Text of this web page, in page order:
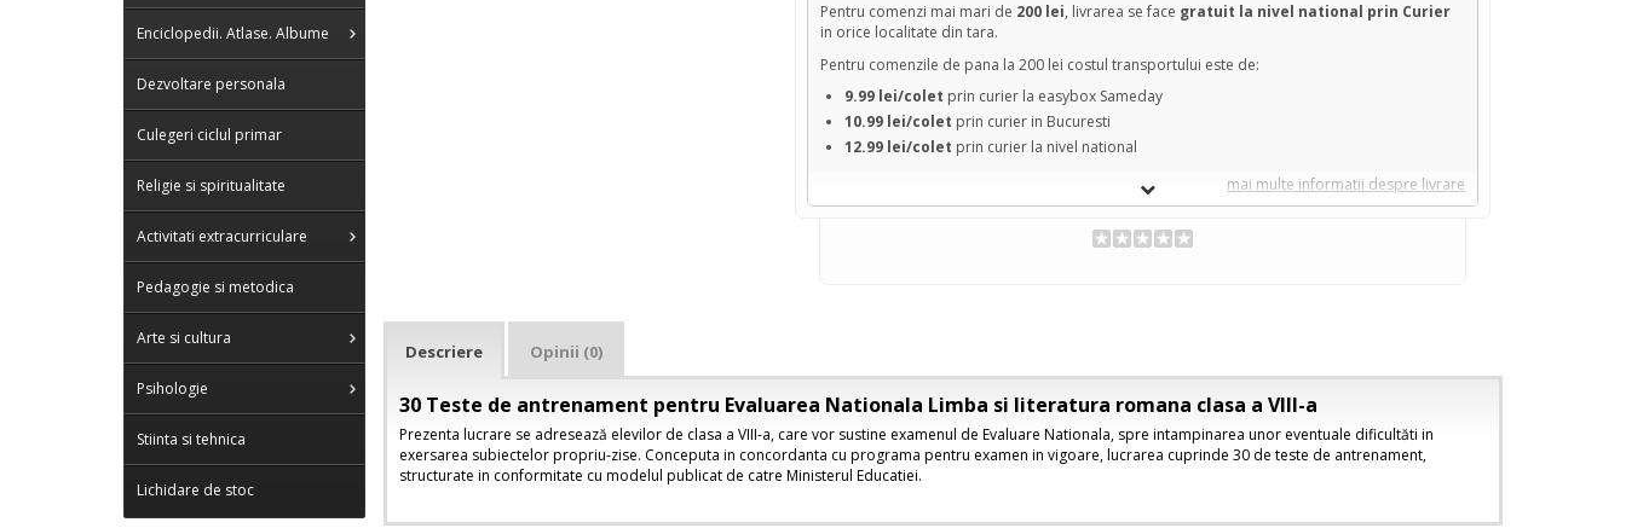
Enciclopedii. Atlase. Albume
Dezvoltare personala
Culegeri ciclul primar
Religie si spiritualitate
Activitati extracurriculare
Pedagogie si metodica
Arte si cultura
Psihologie
Stiinta si tehnica
Lichidare de stoc
Pentru comenzi mai mari de 200 lei, livrarea se face gratuit la nivel national prin Curier
in orice localitate din tara.
Pentru comenzile de pana la 200 lei costul transportului este de:
9.99 lei/colet prin curier la easybox Sameday
10.99 lei/colet prin curier in Bucuresti
12.99 lei/colet prin curier la nivel national
mai multe informatii despre livrare
Descriere Opinii (0)
30 Teste de antrenament pentru Evaluarea Nationala Limba si literatura romana clasa a VIII-a
Prezenta lucrare se adresează elevilor de clasa a VIII-a, care vor sustine examenul de Evaluare Nationala, spre intampinarea unor eventuale dificultăti in
exersarea subiectelor propriu-zise. Conceputa in concordanta cu programa pentru examen in vigoare, lucrarea cuprinde 30 de teste de antrenament,
structurate in conformitate cu modelul publicat de catre Ministerul Educatiei.